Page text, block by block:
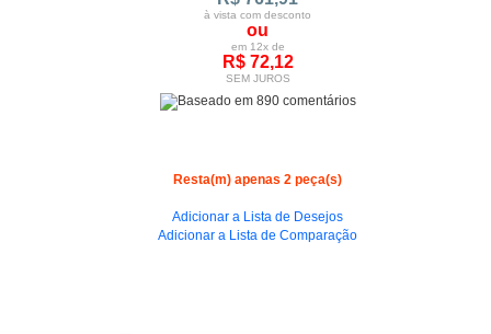
à vista com desconto
ou
em 12x de
R$ 72,12
SEM JUROS
Resta(m) apenas 2 peça(s)
Adicionar a Lista de Desejos
Adicionar a Lista de Comparação